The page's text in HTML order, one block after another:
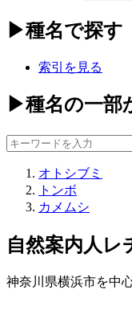
▶種名で探す
索引を見る
▶種名の一部
オトシブミ
トンボ
カメムシ
自然案内人レ
神奈川県横浜市を中